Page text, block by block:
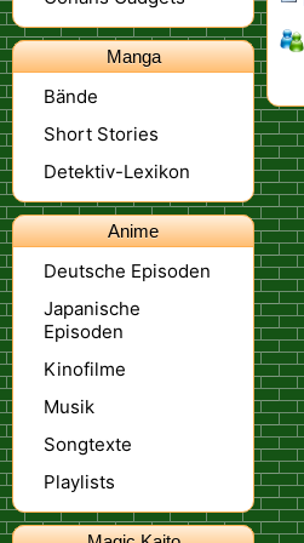
Manga
Bände
Short Stories
Detektiv-Lexikon
Anime
Deutsche Episoden
Japanische
Episoden
Kinofilme
Musik
Songtexte
Playlists